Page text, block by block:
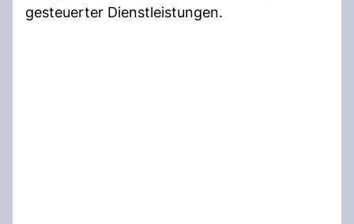
gesteuerter Dienstleistungen.